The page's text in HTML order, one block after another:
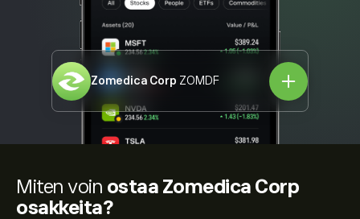
Zomedica Corp ZOMDF
Miten voin ostaa Zomedica Corp
osakkeita?